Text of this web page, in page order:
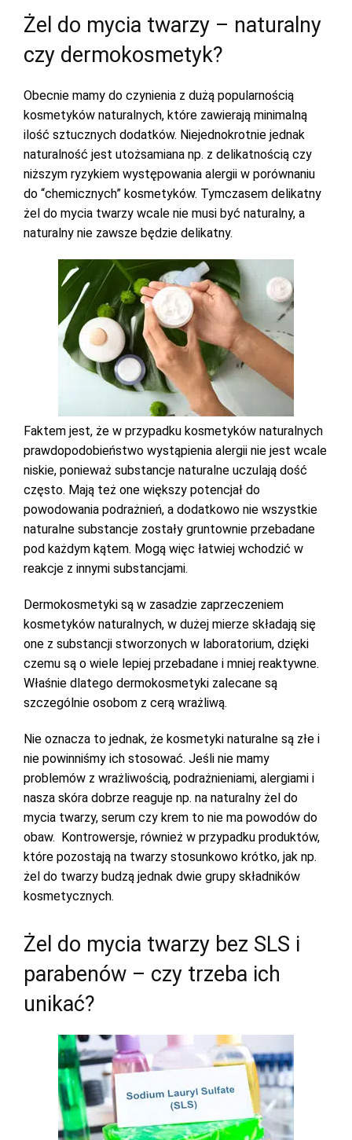
Żel do mycia twarzy – naturalny
czy dermokosmetyk?
Obecnie mamy do czynienia z dużą popularnością
kosmetyków naturalnych, które zawierają minimalną
ilość sztucznych dodatków. Niejednokrotnie jednak
naturalność jest utożsamiana np. z delikatnością czy
niższym ryzykiem występowania alergii w porównaniu
do “chemicznych” kosmetyków. Tymczasem delikatny
żel do mycia twarzy wcale nie musi być naturalny, a
naturalny nie zawsze będzie delikatny.
Faktem jest, że w przypadku kosmetyków naturalnych
prawdopodobieństwo wystąpienia alergii nie jest wcale
niskie, ponieważ substancje naturalne uczulają dość
często. Mają też one większy potencjał do
powodowania podrażnień, a dodatkowo nie wszystkie
naturalne substancje zostały gruntownie przebadane
pod każdym kątem. Mogą więc łatwiej wchodzić w
reakcje z innymi substancjami.
Dermokosmetyki są w zasadzie zaprzeczeniem
kosmetyków naturalnych, w dużej mierze składają się
one z substancji stworzonych w laboratorium, dzięki
czemu są o wiele lepiej przebadane i mniej reaktywne.
Właśnie dlatego dermokosmetyki zalecane są
szczególnie osobom z cerą wrażliwą.
Nie oznacza to jednak, że kosmetyki naturalne są złe i
nie powinniśmy ich stosować. Jeśli nie mamy
problemów z wrażliwością, podrażnieniami, alergiami i
nasza skóra dobrze reaguje np. na naturalny żel do
mycia twarzy, serum czy krem to nie ma powodów do
obaw. Kontrowersje, również w przypadku produktów,
które pozostają na twarzy stosunkowo krótko, jak np.
żel do twarzy budzą jednak dwie grupy składników
kosmetycznych.
Żel do mycia twarzy bez SLS i
parabenów – czy trzeba ich
unikać?